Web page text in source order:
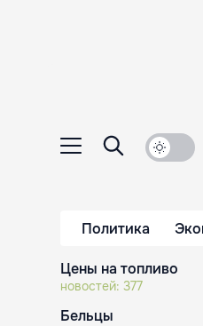
Политика
Цены на топливо
новостей: 377
Бельцы